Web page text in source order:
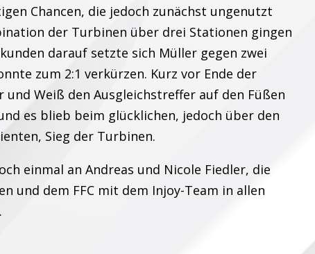
Chancen, die jedoch zunächst ungenutzt
der Turbinen über drei Stationen gingen
darauf setzte sich Müller gegen zwei
zum 2:1 verkürzen. Kurz vor Ende der
Weiß den Ausgleichstreffer auf den Füßen
es blieb beim glücklichen, jedoch über den
Sieg der Turbinen.
einmal an Andreas und Nicole Fiedler, die
und dem FFC mit dem Injoy-Team in allen